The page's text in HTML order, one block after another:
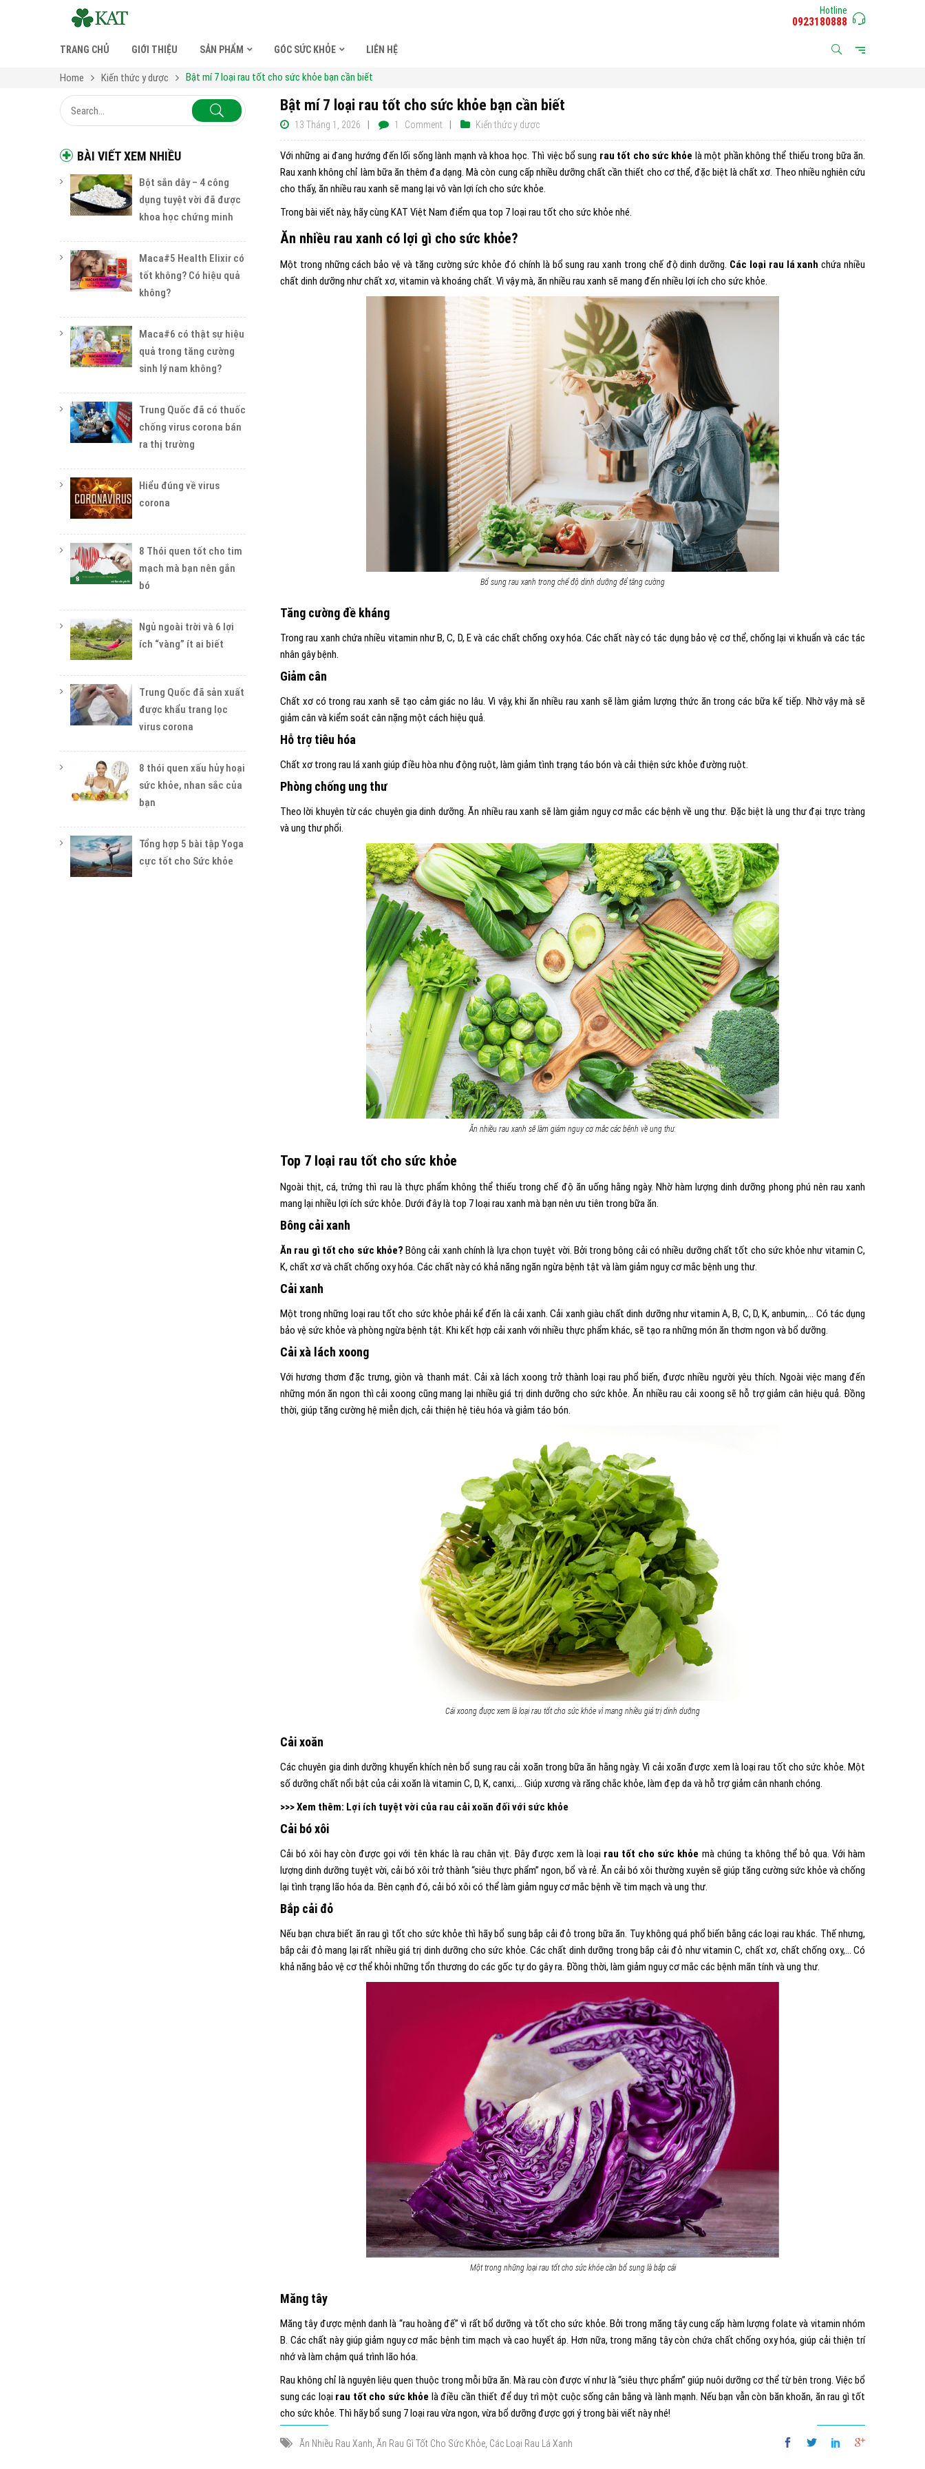
Hotline
0923180888
TRANG CHỦ GIỚI THIỆU SẢN PHẨM GÓC SỨC KHỎE LIÊN HỆ
Home Kiến thức y dược Bật mí 7 loại rau tốt cho sức khỏe bạn cần biết
BÀI VIẾT XEM NHIỀU
Bột sắn dây – 4 công
dụng tuyệt vời đã được
khoa học chứng minh
Maca#5 Health Elixir có
tốt không? Có hiệu quả
không?
Maca#6 có thật sự hiệu
quả trong tăng cường
sinh lý nam không?
Trung Quốc đã có thuốc
chống virus corona bán
ra thị trường
Hiểu đúng về virus
corona
8 Thói quen tốt cho tim
mạch mà bạn nên gắn
bó
Ngủ ngoài trời và 6 lợi
ích “vàng” ít ai biết
Trung Quốc đã sản xuất
được khẩu trang lọc
virus corona
8 thói quen xấu hủy hoại
sức khỏe, nhan sắc của
bạn
Tổng hợp 5 bài tập Yoga
cực tốt cho Sức khỏe
Bật mí 7 loại rau tốt cho sức khỏe bạn cần biết
13 Tháng 1, 2026 Kiến thức y dược
1 Comment
Với những ai đang hướng đến lối sống lành mạnh và khoa học. Thì việc bổ sung rau tốt cho sức khỏe là một phần không thể thiếu trong bữa ăn.
Rau xanh không chỉ làm bữa ăn thêm đa dạng. Mà còn cung cấp nhiều dưỡng chất cần thiết cho cơ thể, đặc biệt là chất xơ. Theo nhiều nghiên cứu
cho thấy, ăn nhiều rau xanh sẽ mang lại vô vàn lợi ích cho sức khỏe.
Trong bài viết này, hãy cùng KAT Việt Nam điểm qua top 7 loại rau tốt cho sức khỏe nhé.
Ăn nhiều rau xanh có lợi gì cho sức khỏe?
Một trong những cách bảo vệ và tăng cường sức khỏe đó chính là bổ sung rau xanh trong chế độ dinh dưỡng. Các loại rau lá xanh chứa nhiều
chất dinh dưỡng như chất xơ, vitamin và khoáng chất. Vì vậy mà, ăn nhiều rau xanh sẽ mang đến nhiều lợi ích cho sức khỏe.
Bổ sung rau xanh trong chế độ dinh dưỡng để tăng cường
Tăng cường đề kháng
Trong rau xanh chứa nhiều vitamin như B, C, D, E và các chất chống oxy hóa. Các chất này có tác dụng bảo vệ cơ thể, chống lại vi khuẩn và các tác
nhân gây bệnh.
Giảm cân
Chất xơ có trong rau xanh sẽ tạo cảm giác no lâu. Vì vậy, khi ăn nhiều rau xanh sẽ làm giảm lượng thức ăn trong các bữa kế tiếp. Nhờ vậy mà sẽ
giảm cân và kiểm soát cân nặng một cách hiệu quả.
Hỗ trợ tiêu hóa
Chất xơ trong rau lá xanh giúp điều hòa nhu động ruột, làm giảm tình trạng táo bón và cải thiện sức khỏe đường ruột.
Phòng chống ung thư
Theo lời khuyên từ các chuyên gia dinh dưỡng. Ăn nhiều rau xanh sẽ làm giảm nguy cơ mắc các bệnh về ung thư. Đặc biệt là ung thư đại trực tràng
và ung thư phổi.
Ăn nhiều rau xanh sẽ làm giảm nguy cơ mắc các bệnh về ung thư.
Top 7 loại rau tốt cho sức khỏe
Ngoài thịt, cá, trứng thì rau là thực phẩm không thể thiếu trong chế độ ăn uống hằng ngày. Nhờ hàm lượng dinh dưỡng phong phú nên rau xanh
mang lại nhiều lợi ích sức khỏe. Dưới đây là top 7 loại rau xanh mà bạn nên ưu tiên trong bữa ăn.
Bông cải xanh
Ăn rau gì tốt cho sức khỏe? Bông cải xanh chính là lựa chọn tuyệt vời. Bởi trong bông cải có nhiều dưỡng chất tốt cho sức khỏe như vitamin C,
K, chất xơ và chất chống oxy hóa. Các chất này có khả năng ngăn ngừa bệnh tật và làm giảm nguy cơ mắc bệnh ung thư.
Cải xanh
Một trong những loại rau tốt cho sức khỏe phải kể đến là cải xanh. Cải xanh giàu chất dinh dưỡng như vitamin A, B, C, D, K, anbumin,… Có tác dụng
bảo vệ sức khỏe và phòng ngừa bệnh tật. Khi kết hợp cải xanh với nhiều thực phẩm khác, sẽ tạo ra những món ăn thơm ngon và bổ dưỡng.
Cải xà lách xoong
Với hương thơm đặc trưng, giòn và thanh mát. Cải xà lách xoong trở thành loại rau phổ biến, được nhiều người yêu thích. Ngoài việc mang đến
những món ăn ngon thì cải xoong cũng mang lại nhiều giá trị dinh dưỡng cho sức khỏe. Ăn nhiều rau cải xoong sẽ hỗ trợ giảm cân hiệu quả. Đồng
thời, giúp tăng cường hệ miễn dịch, cải thiện hệ tiêu hóa và giảm táo bón.
Cải xoong được xem là loại rau tốt cho sức khỏe vì mang nhiều giá trị dinh dưỡng
Cải xoăn
Các chuyên gia dinh dưỡng khuyến khích nên bổ sung rau cải xoăn trong bữa ăn hằng ngày. Vì cải xoăn được xem là loại rau tốt cho sức khỏe. Một
số dưỡng chất nổi bật của cải xoăn là vitamin C, D, K, canxi,… Giúp xương và răng chắc khỏe, làm đẹp da và hỗ trợ giảm cân nhanh chóng.
>>> Xem thêm: Lợi ích tuyệt vời của rau cải xoăn đối với sức khỏe
Cải bó xôi
Cải bó xôi hay còn được gọi với tên khác là rau chân vịt. Đây được xem là loại rau tốt cho sức khỏe mà chúng ta không thể bỏ qua. Với hàm
lượng dinh dưỡng tuyệt vời, cải bó xôi trở thành “siêu thực phẩm” ngon, bổ và rẻ. Ăn cải bó xôi thường xuyên sẽ giúp tăng cường sức khỏe và chống
lại tình trạng lão hóa da. Bên cạnh đó, cải bó xôi có thể làm giảm nguy cơ mắc bệnh về tim mạch và ung thư.
Bắp cải đỏ
Nếu bạn chưa biết ăn rau gì tốt cho sức khỏe thì hãy bổ sung bắp cải đỏ trong bữa ăn. Tuy không quá phổ biến bằng các loại rau khác. Thế nhưng,
bắp cải đỏ mang lại rất nhiều giá trị dinh dưỡng cho sức khỏe. Các chất dinh dưỡng trong bắp cải đỏ như vitamin C, chất xơ, chất chống oxy,… Có
khả năng bảo vệ cơ thể khỏi những tổn thương do các gốc tự do gây ra. Đồng thời, làm giảm nguy cơ mắc các bệnh mãn tính và ung thư.
Một trong những loại rau tốt cho sức khỏe cần bổ sung là bắp cải
Măng tây
Măng tây được mệnh danh là “rau hoàng đế” vì rất bổ dưỡng và tốt cho sức khỏe. Bởi trong măng tây cung cấp hàm lượng folate và vitamin nhóm
B. Các chất này giúp giảm nguy cơ mắc bệnh tim mạch và cao huyết áp. Hơn nữa, trong măng tây còn chứa chất chống oxy hóa, giúp cải thiện trí
nhớ và làm chậm quá trình lão hóa.
Rau không chỉ là nguyên liệu quen thuộc trong mỗi bữa ăn. Mà rau còn được ví như là “siêu thực phẩm” giúp nuôi dưỡng cơ thể từ bên trong. Việc bổ
sung các loại rau tốt cho sức khỏe là điều cần thiết để duy trì một cuộc sống cân bằng và lành mạnh. Nếu bạn vẫn còn băn khoăn, ăn rau gì tốt
cho sức khỏe. Thì hãy bổ sung 7 loại rau vừa ngon, vừa bổ dưỡng được gợi ý trong bài viết này nhé!
Ăn Nhiều Rau Xanh, Ăn Rau Gì Tốt Cho Sức Khỏe, Các Loại Rau Lá Xanh